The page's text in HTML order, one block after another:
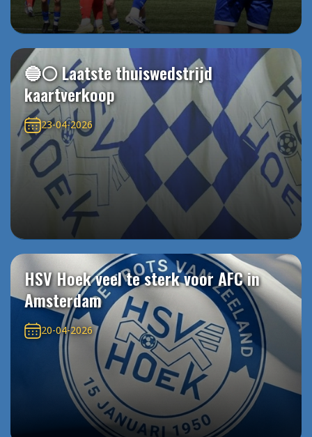
🔵⚪️ Laatste thuiswedstrijd
kaartverkoop
23-04-2026
HSV Hoek veel te sterk voor AFC in
Amsterdam
20-04-2026